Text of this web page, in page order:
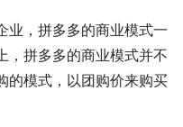
业，拼多多的商业模式一
，拼多多的商业模式并不
的模式，以团购价来购买